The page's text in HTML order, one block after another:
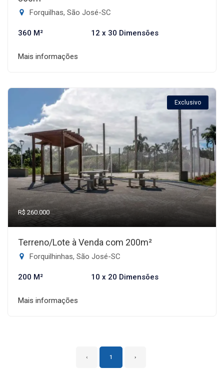
Forquilhas, São José-SC
360 M² 12 x 30 Dimensões
Mais informações
Exclusivo
R$ 260.000
Terreno/Lote à Venda com 200m²
Forquilhinhas, São José-SC
200 M² 10 x 20 Dimensões
Mais informações
‹ 1 ›